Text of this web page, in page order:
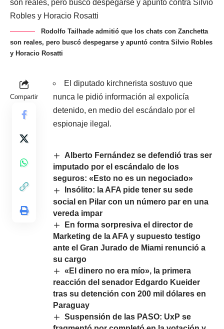
Rodolfo Tailhade admitió que los chats con Zanchetta
son reales, pero buscó despegarse y apuntó contra Silvio Robles
y Horacio Rosatti
Compartir
El diputado kirchnerista sostuvo que
nunca le pidió información al expolicía
detenido, en medio del escándalo por el
espionaje ilegal.
Alberto Fernández se defendió tras ser
imputado por el escándalo de los
seguros: «Esto no es un negociado»
Insólito: la AFA pide tener su sede
social en Pilar con un número par en una
vereda impar
En forma sorpresiva el director de
Marketing de la AFA y supuesto testigo
ante el Gran Jurado de Miami renunció a
su cargo
«El dinero no era mío», la primera
reacción del senador Edgardo Kueider
tras su detención con 200 mil dólares en
Paraguay
Suspensión de las PASO: UxP se